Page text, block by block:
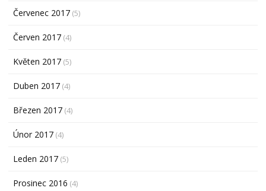
Červenec 2017 (5)
Červen 2017 (4)
Květen 2017 (5)
Duben 2017 (4)
Březen 2017 (4)
Únor 2017 (4)
Leden 2017 (5)
Prosinec 2016 (4)